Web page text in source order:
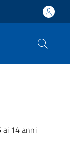
ai 14 anni